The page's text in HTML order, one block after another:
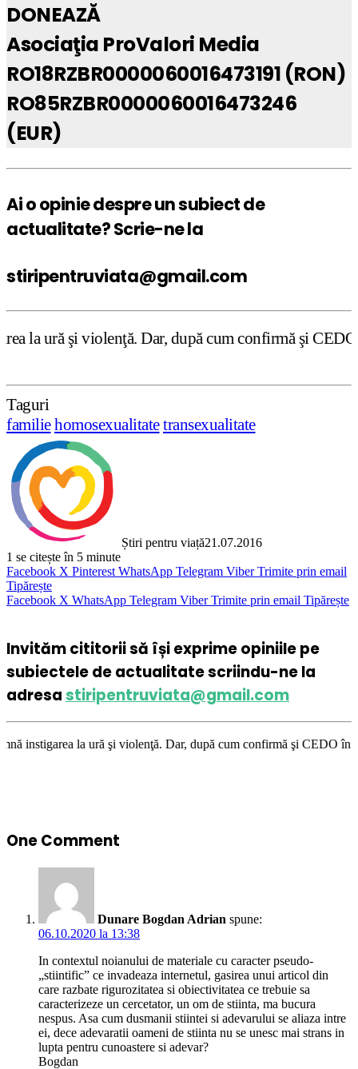
DONEAZĂ
Asociaţia ProValori Media
RO18RZBR0000060016473191 (RON)
RO85RZBR0000060016473246
(EUR)
Ai o opinie despre un subiect de
actualitate? Scrie-ne la
stiripentruviata@gmail.com
Dar, după cum confirmă şi CEDO în cazul
Taguri
familiehomosexualitatetransexualitate
Știri pentru viață21.07.2016
1 se citește în 5 minute
Facebook X Pinterest WhatsApp Telegram Viber Trimite prin email
Tipărește
Facebook X WhatsApp Telegram Viber Trimite prin email Tipărește
Invităm cititorii să își exprime opiniile pe
subiectele de actualitate scriindu-ne la
adresastiripentruviata@gmail.com
ură şi violenţă. Dar, după cum confirmă şi CEDO în cazul
One Comment
Dunare Bogdan Adrian spune:
06.10.2020 la 13:38
In contextul noianului de materiale cu caracter pseudo-
„stiintific” ce invadeaza internetul, gasirea unui articol din
care razbate rigurozitatea si obiectivitatea ce trebuie sa
caracterizeze un cercetator, un om de stiinta, ma bucura
nespus. Asa cum dusmanii stiintei si adevarului se aliaza intre
ei, dece adevaratii oameni de stiinta nu se unesc mai strans in
lupta pentru cunoastere si adevar?
Bogdan